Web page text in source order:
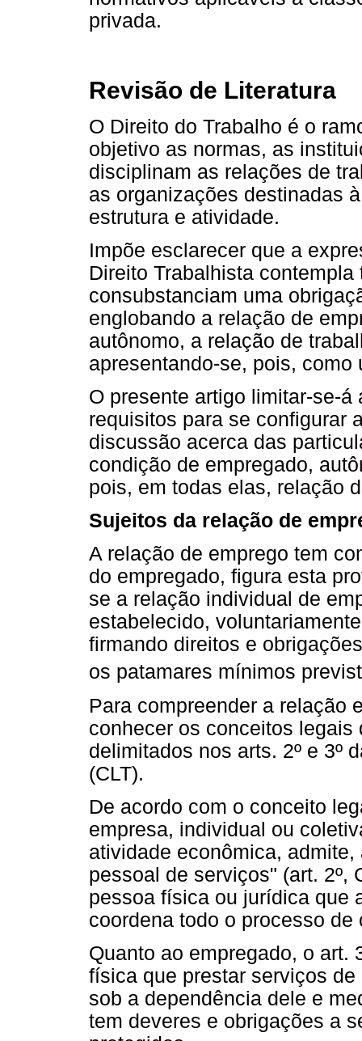
privada.
Revisão de Literatura
O Direito do Trabalho é o
objetivo as normas, as
disciplinam as relações de
as organizações destinadas
estrutura e atividade.
Impõe esclarecer que a
Direito Trabalhista
consubstanciam uma
englobando a relação de
autônomo, a relação de
apresentando-se, pois,
O presente artigo limitar-se-
requisitos para se configurar
discussão acerca das
condição de empregado,
pois, em todas elas, relação
Sujeitos da relação de
A relação de emprego tem
do empregado, figura esta
se a relação individual de
estabelecido,
firmando direitos e
os patamares mínimos
Para compreender a relação
conhecer os conceitos legais
delimitados nos arts. 2º e 3º
(CLT).
De acordo com o conceito
empresa, individual ou
atividade econômica,
pessoal de serviços" (art. 2º,
pessoa física ou jurídica que
coordena todo o processo de
Quanto ao empregado, o art.
física que prestar serviços
sob a dependência dele e
tem deveres e obrigações a